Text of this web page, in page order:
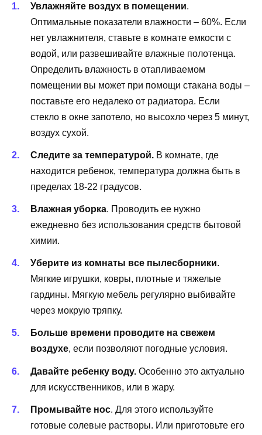
Увлажняйте воздух в помещении.
Оптимальные показатели влажности – 60%. Если
нет увлажнителя, ставьте в комнате емкости с
водой, или развешивайте влажные полотенца.
Определить влажность в отапливаемом
помещении вы может при помощи стакана воды –
поставьте его недалеко от радиатора. Если
стекло в окне запотело, но высохло через 5 минут,
воздух сухой.
Следите за температурой. В комнате, где
находится ребенок, температура должна быть в
пределах 18-22 градусов.
Влажная уборка. Проводить ее нужно
ежедневно без использования средств бытовой
химии.
Уберите из комнаты все пылесборники.
Мягкие игрушки, ковры, плотные и тяжелые
гардины. Мягкую мебель регулярно выбивайте
через мокрую тряпку.
Больше времени проводите на свежем
воздухе, если позволяют погодные условия.
Давайте ребенку воду. Особенно это актуально
для искусственников, или в жару.
Промывайте нос. Для этого используйте
готовые солевые растворы. Или приготовьте его